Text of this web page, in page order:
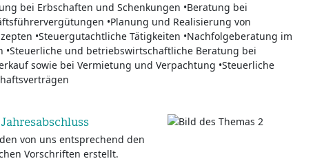
bei Erbschaften und Schenkungen •Beratung bei
•Planung und Realisierung von
•Steuergutachtliche Tätigkeiten •Nachfolgeberatung im
•Steuerliche und betriebswirtschaftliche Beratung bei
sowie bei Vermietung und Verpachtung •Steuerliche
von uns entsprechend den
Vorschriften erstellt.